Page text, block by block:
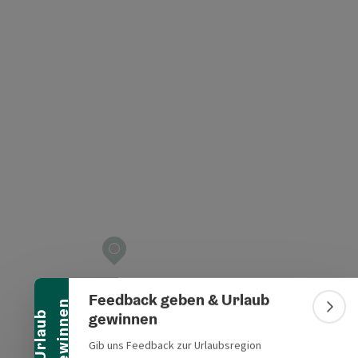
U
r
l
a
u
b
g
e
w
i
n
n
e n
Banner einklappen
Feedback geben & Urlaub
gewinnen
Gib uns Feedback zur Urlaubsregion